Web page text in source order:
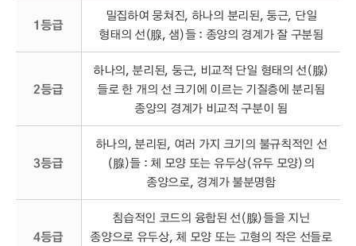
1등급
밀집하여 뭉쳐진, 하나의 분리된, 둥근, 단일
형태의 선(腺, 샘)들 : 종양의 경계가 잘 구분됨
2등급
하나의, 분리된, 둥근, 비교적 단일 형태의 선(腺)
들로 한 개의 선 크기에 이르는 기질층에 분리됨
종양의 경계가 비교적 구분이 됨
3등급
하나의, 분리된, 여러 가지 크기의 불규칙적인 선
(腺)들 : 체 모양 또는 유두상(유두 모양)의
종양으로, 경계가 불분명함
4등급
침습적인 코드의 융합된 선(腺)들을 지닌
종양으로 유두상, 체 모양 또는 고형의 작은 선들로